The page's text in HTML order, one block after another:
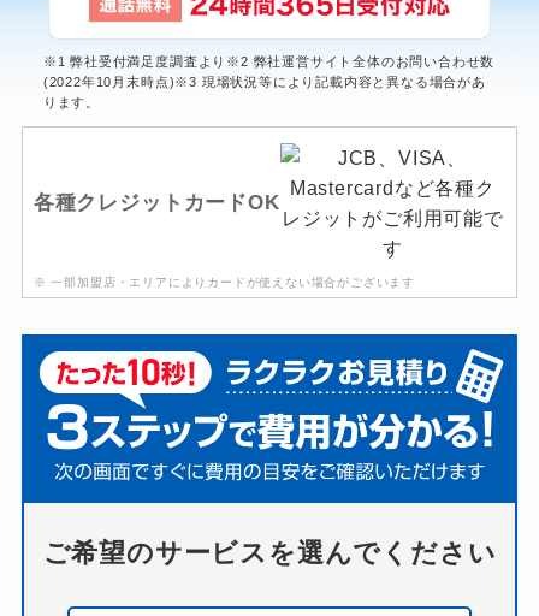
※1 弊社受付満足度調査より※2 弊社運営サイト全体のお問い合わせ数
(2022年10月末時点)※3 現場状況等により記載内容と異なる場合があ
ります。
各種クレジットカードOK
※ 一部加盟店・エリアによりカードが使えない場合がございます
ご希望のサービスを選んでください